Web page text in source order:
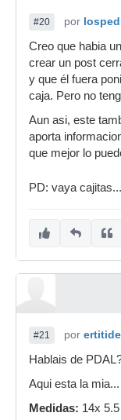
#20 por
Creo que habia
crear un post
y que él fuera
caja. Pero no
Aun asi, este
aporta
que mejor lo
PD: vaya cajitas...
#21 por
Hablais de
Aqui esta la mia...
Medidas: 14x 5.5